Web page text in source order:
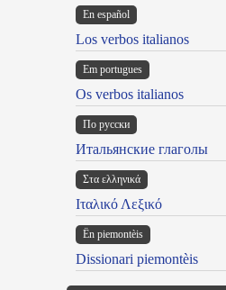
En español
Los verbos italianos
Em portugues
Os verbos italianos
По русски
Итальянские глаголы
Στα ελληνικά
Ιταλικό Λεξικό
Ën piemontèis
Dissionari piemontèis